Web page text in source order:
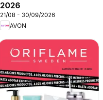
2026
21/08 - 30/09/2026
AVON